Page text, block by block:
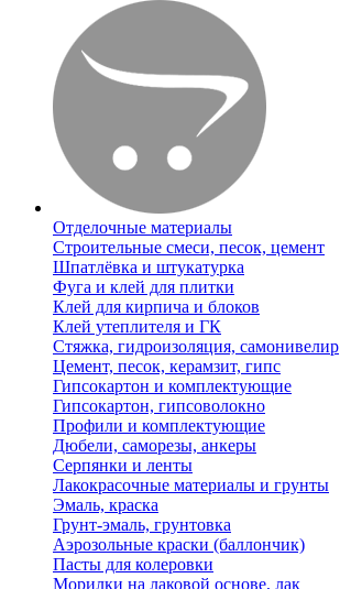
Отделочные материалы
Строительные смеси, песок, цемент
Шпатлёвка и штукатурка
Фуга и клей для плитки
Клей для кирпича и блоков
Клей утеплителя и ГК
Стяжка, гидроизоляция, самонивелир
Цемент, песок, керамзит, гипс
Гипсокартон и комплектующие
Гипсокартон, гипсоволокно
Профили и комплектующие
Дюбели, саморезы, анкеры
Серпянки и ленты
Лакокрасочные материалы и грунты
Эмаль, краска
Грунт-эмаль, грунтовка
Аэрозольные краски (баллончик)
Пасты для колеровки
Морилки на лаковой основе, лак